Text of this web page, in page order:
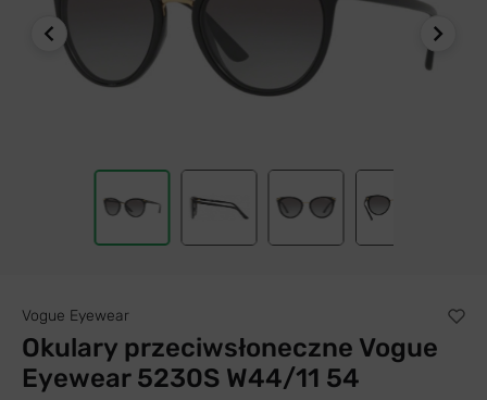
Vogue Eyewear
Okulary przeciwsłoneczne Vogue
Eyewear 5230S W44/11 54